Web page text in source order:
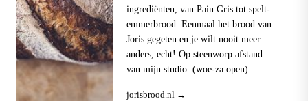
ingrediënten, van Pain Gris tot spelt-
emmerbrood. Eenmaal het brood van
Joris gegeten en je wilt nooit meer
anders, echt! Op steenworp afstand
van mijn studio. (woe-za open)
jorisbrood.nl →